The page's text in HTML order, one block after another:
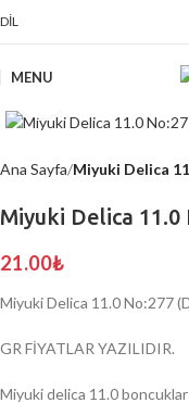
DIL
MENU
Ana Sayfa Miyuki Delica
Miyuki Delica 11.0
21.00₺
Miyuki Delica 11.0 No:277
GR FİYATLAR YAZILIDIR.
Miyuki delica 11.0 boncuklar